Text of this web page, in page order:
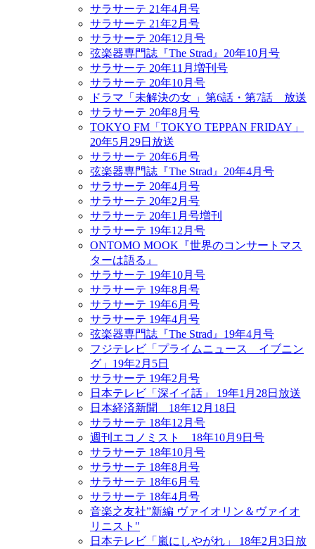
サラサーテ 21年4月号
サラサーテ 21年2月号
サラサーテ 20年12月号
弦楽器専門誌『The Strad』20年10月号
サラサーテ 20年11月増刊号
サラサーテ 20年10月号
ドラマ「未解決の女 」第6話・第7話 放送
サラサーテ 20年8月号
TOKYO FM「TOKYO TEPPAN FRIDAY」
20年5月29日放送
サラサーテ 20年6月号
弦楽器専門誌『The Strad』20年4月号
サラサーテ 20年4月号
サラサーテ 20年2月号
サラサーテ 20年1月号増刊
サラサーテ 19年12月号
ONTOMO MOOK『世界のコンサートマス
ターは語る』
サラサーテ 19年10月号
サラサーテ 19年8月号
サラサーテ 19年6月号
サラサーテ 19年4月号
弦楽器専門誌『The Strad』19年4月号
フジテレビ「プライムニュース イブニン
グ」19年2月5日
サラサーテ 19年2月号
日本テレビ「深イイ話」 19年1月28日放送
日本経済新聞 18年12月18日
サラサーテ 18年12月号
週刊エコノミスト 18年10月9日号
サラサーテ 18年10月号
サラサーテ 18年8月号
サラサーテ 18年6月号
サラサーテ 18年4月号
音楽之友社”新編 ヴァイオリン＆ヴァイオ
リニスト"
日本テレビ「嵐にしやがれ」 18年2月3日放